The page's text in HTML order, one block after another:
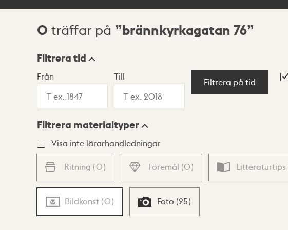
Sökresultat
0 träffar på brännkyrkagatan 76
Visningsläge
Lista Karta
Filtrera tid
Från Till
Filtrera på tid
Filtrera materialtyper
Visa inte lärarhandledningar
Ritning (0) Föremål (0) Litteraturtips
Bildkonst (0) Foto (25)